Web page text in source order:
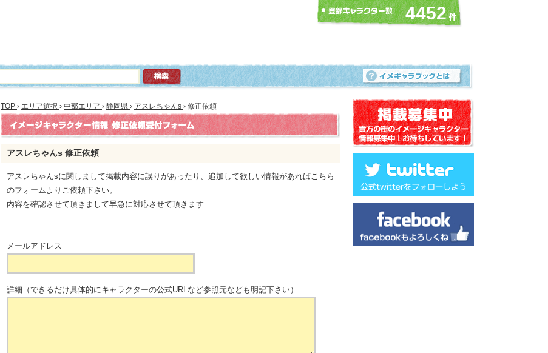
4452
TOP › エリア選択 › 中部エリア › 静岡県 › アスレちゃんs › 修正依頼
アスレちゃんs 修正依頼
アスレちゃんsに関しまして掲載内容に誤りがあったり、追加して欲しい情報があればこちら
のフォームよりご依頼下さい。
内容を確認させて頂きまして早急に対応させて頂きます
メールアドレス
詳細（できるだけ具体的にキャラクターの公式URLなど参照元なども明記下さい）